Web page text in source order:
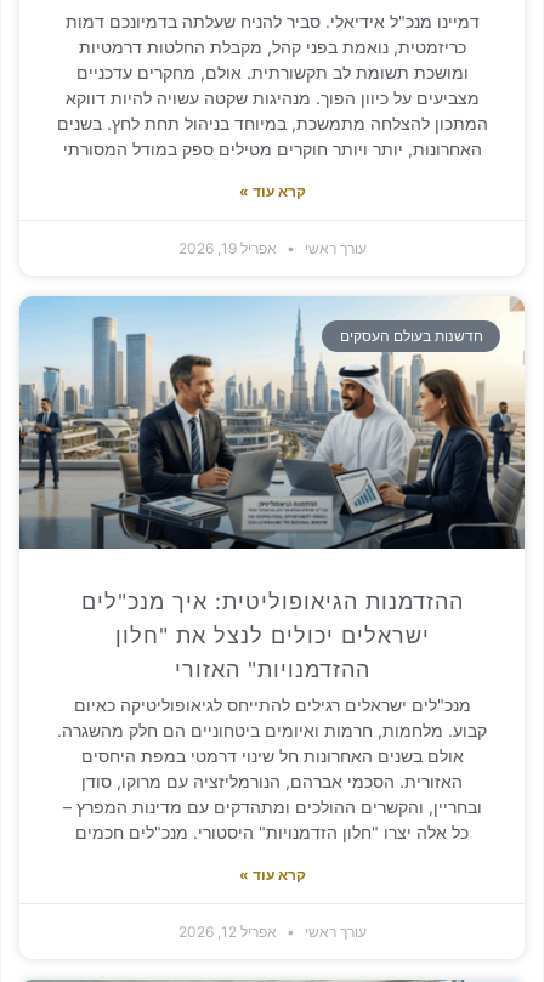
מנכ"ל אידיאלי. סביר להניח שעלתה בדמיונכם דמות
נואמת בפני קהל, מקבלת החלטות דרמטיות
תשומת לב תקשורתית. אולם, מחקרים עדכניים
על כיוון הפוך. מנהיגות שקטה עשויה להיות דווקא
להצלחה מתמשכת, במיוחד בניהול תחת לחץ. בשנים
יותר ויותר חוקרים מטילים ספק במודל המסורתי
אפריל 19, 2026
בעולם העסקים
הגיאופוליטית: איך מנכ"לים
ישראלים יכולים לנצל את "חלון
ההזדמנויות" האזורי
ישראלים רגילים להתייחס לגיאופוליטיקה כאיום
מלחמות, חרמות ואיומים ביטחוניים הם חלק מהשגרה.
בשנים האחרונות חל שינוי דרמטי במפת היחסים
הסכמי אברהם, הנורמליזציה עם מרוקו, סודן
והקשרים ההולכים ומתהדקים עם מדינות המפרץ –
אלה יצרו "חלון הזדמנויות" היסטורי. מנכ"לים חכמים
אפריל 12, 2026